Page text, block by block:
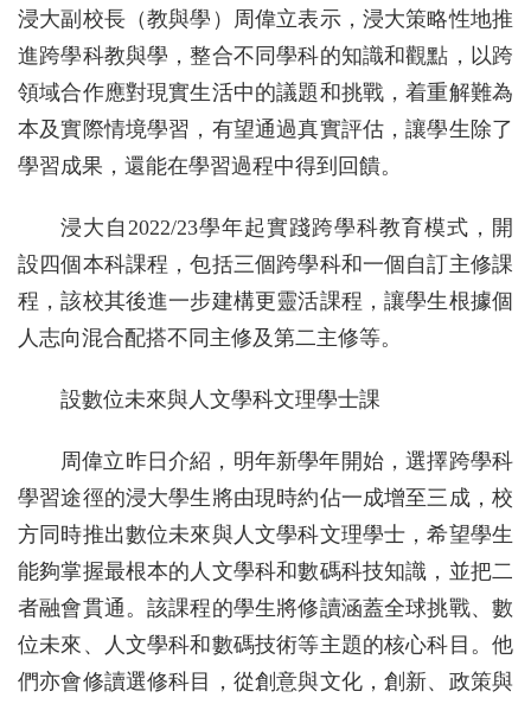
浸大副校長（教與學）周偉立表示，浸大策略性地推
進跨學科教與學，整合不同學科的知識和觀點，以跨
領域合作應對現實生活中的議題和挑戰，着重解難為
本及實際情境學習，有望通過真實評估，讓學生除了
學習成果，還能在學習過程中得到回饋。
浸大自2022/23學年起實踐跨學科教育模式，開
設四個本科課程，包括三個跨學科和一個自訂主修課
程，該校其後進一步建構更靈活課程，讓學生根據個
人志向混合配搭不同主修及第二主修等。
設數位未來與人文學科文理學士課
周偉立昨日介紹，明年新學年開始，選擇跨學科
學習途徑的浸大學生將由現時約佔一成增至三成，校
方同時推出數位未來與人文學科文理學士，希望學生
能夠掌握最根本的人文學科和數碼科技知識，並把二
者融會貫通。該課程的學生將修讀涵蓋全球挑戰、數
位未來、人文學科和數碼技術等主題的核心科目。他
們亦會修讀選修科目，從創意與文化，創新、政策與